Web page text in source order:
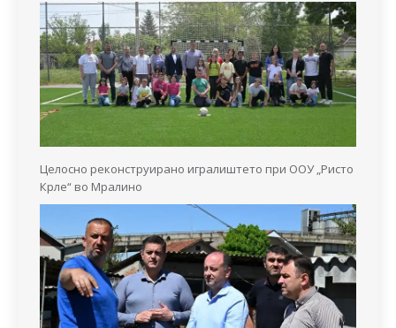
Целосно реконструирано игралиштето при ООУ „Ристо
Крле“ во Мралино